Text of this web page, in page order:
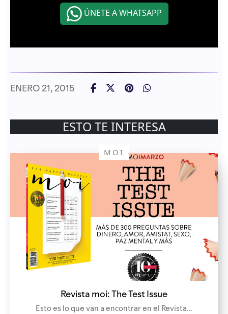
ÚNETE A WHATSAPP
ENERO 21, 2015
ESTO TE INTERESA
MOI
Revista moi: The Test Issue
Esto es lo que van a encontrar en el Revista...